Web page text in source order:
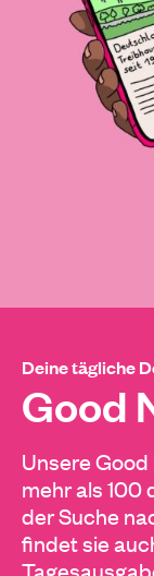
Deine tägliche
Good
Unsere
mehr als 100
der Suche
findet sie